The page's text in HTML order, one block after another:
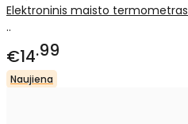
Elektroninis maisto termometras
..
€14 99
Naujiena